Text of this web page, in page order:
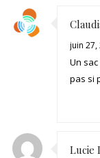
juin 27,
Un
pas si
Lucie